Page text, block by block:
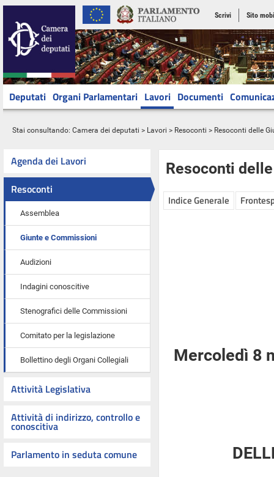
Scrivi Sito
Deputati Organi Parlamentari Lavori Documenti
Stai consultando: Camera dei deputati > Lavori > Resoconti > Resoconti delle
Agenda dei Lavori
Resoconti
Assemblea
Giunte e Commissioni
Audizioni
Indagini conoscitive
Stenografici delle Commissioni
Comitato per la legislazione
Bollettino degli Organi Collegiali
Attività Legislativa
Attività di indirizzo, controllo e
conoscitiva
Parlamento in seduta comune
Resoconti
Indice Generale
Mercoledì 8